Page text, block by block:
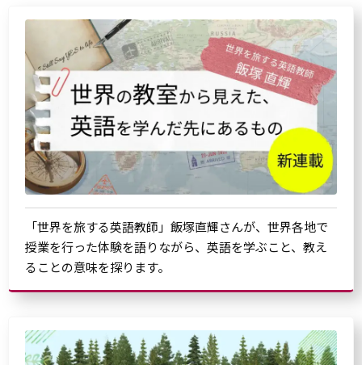
「世界を旅する英語教師」飯塚直輝さんが、世界各地で
授業を行った体験を語りながら、英語を学ぶこと、教え
ることの意味を探ります。